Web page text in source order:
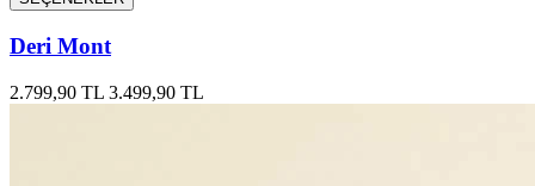
Deri Mont
2.799,90 TL 3.499,90 TL